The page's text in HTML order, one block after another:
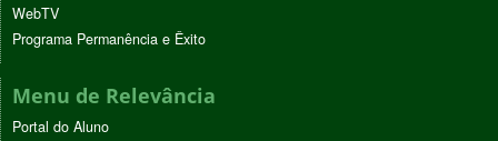
WebTV
Programa Permanência e Êxito
Menu de Relevância
Portal do Aluno